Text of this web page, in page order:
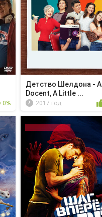
0%
Детство Шелдона - A
Docent, A Little ...
2017 год